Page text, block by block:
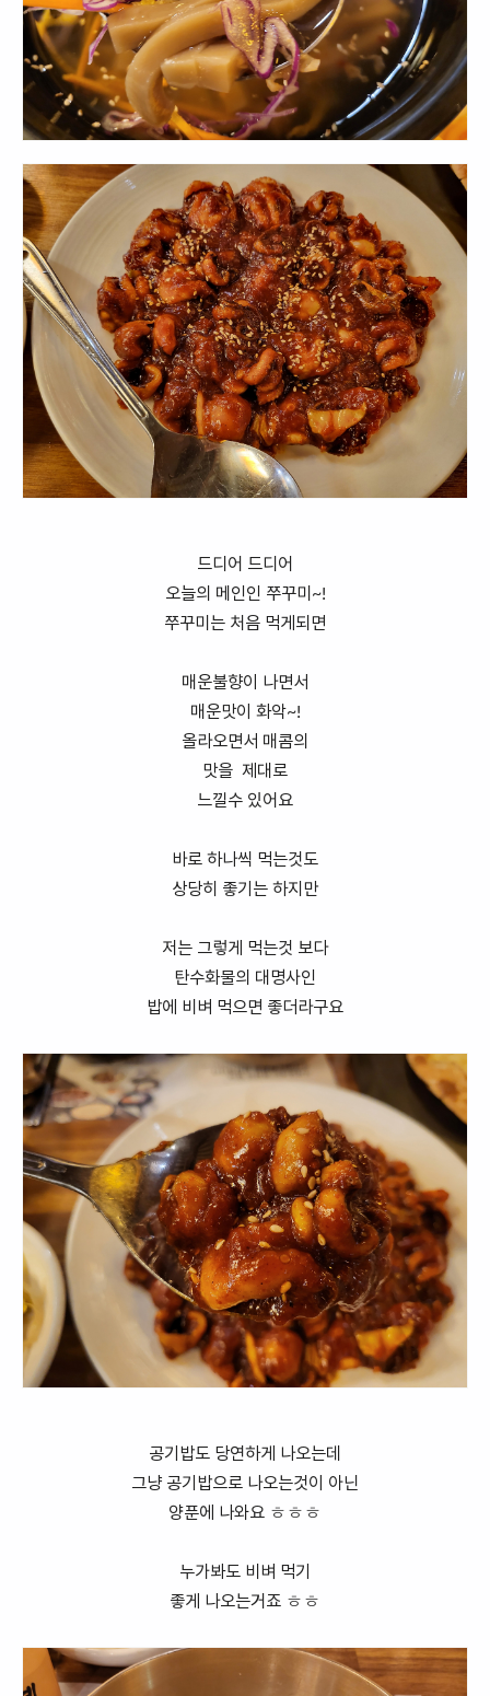
드디어 드디어
오늘의 메인인 쭈꾸미~!
쭈꾸미는 처음 먹게되면
매운불향이 나면서
매운맛이 화악~!
올라오면서 매콤의
맛을 제대로
느낄수 있어요
바로 하나씩 먹는것도
상당히 좋기는 하지만
저는 그렇게 먹는것 보다
탄수화물의 대명사인
밥에 비벼 먹으면 좋더라구요
공기밥도 당연하게 나오는데
그냥 공기밥으로 나오는것이 아닌
양푼에 나와요 ㅎㅎㅎ
누가봐도 비벼 먹기
좋게 나오는거죠 ㅎㅎ